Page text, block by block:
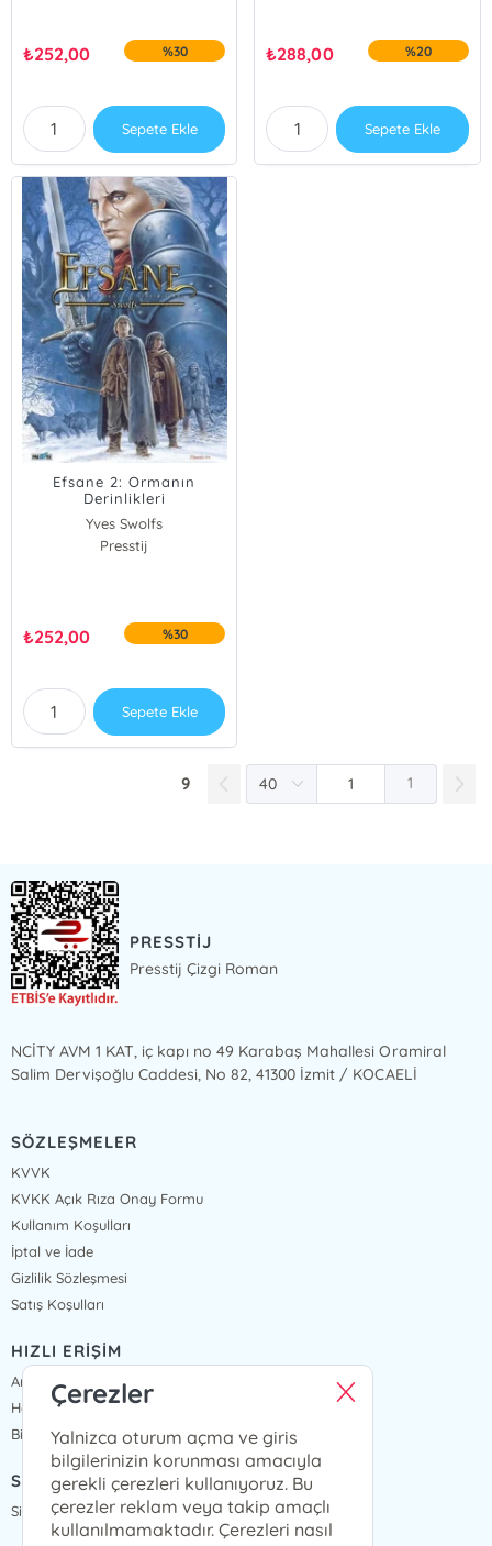
₺252,00 %30
Sepete Ekle
₺288,00 %20
Sepete Ekle
Efsane 2: Ormanın
Derinlikleri
Yves Swolfs
Presstij
₺252,00 %30
Sepete Ekle
9 1
PRESSTİJ
Presstij Çizgi Roman
NCİTY AVM 1 KAT, iç kapı no 49 Karabaş Mahallesi Oramiral
Salim Dervişoğlu Caddesi, No 82, 41300 İzmit / KOCAELİ
SÖZLEŞMELER
KVVK
KVKK Açık Rıza Onay Formu
Kullanım Koşulları
İptal ve İade
Gizlilik Sözleşmesi
Satış Koşulları
HIZLI ERİŞİM
Anasayfa
Hakkımızda
Bize Ulaşın
SİPARİŞ TAKİP
Sipariş Takip
Çerezler
Yalnizca oturum açma ve giris
bilgilerinizin korunması amacıyla
gerekli çerezleri kullanıyoruz. Bu
çerezler reklam veya takip amaçlı
kullanılmamaktadır. Çerezleri nasıl